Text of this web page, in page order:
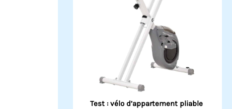
Test : vélo d’appartement pliable